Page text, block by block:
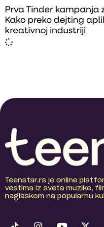
Prva Tinder kampanja
Kako preko dejting
kreativnoj industriji
Teenstar.rs je online
vestima iz sveta muzike,
naglaskom na popularnu